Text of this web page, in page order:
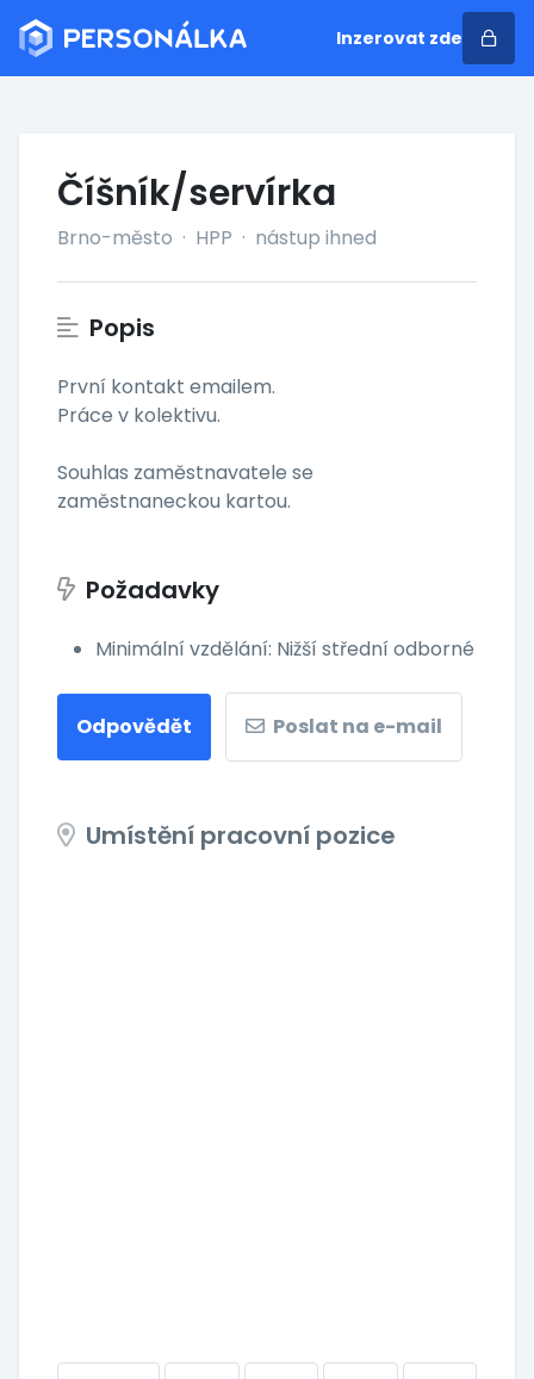
Inzerovat zde
Číšník/servírka
Brno-město · HPP · nástup ihned
Popis
První kontakt emailem.
Práce v kolektivu.
Souhlas zaměstnavatele se
zaměstnaneckou kartou.
Požadavky
Minimální vzdělání: Nižší střední odborné
Odpovědět Poslat na e-mail
Umístění pracovní pozice